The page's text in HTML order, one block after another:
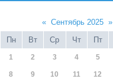
« Сентябрь 2025 »
Пн
Вт Ср Чт Пт
1 2 3 4 5
8 9 10 11 12